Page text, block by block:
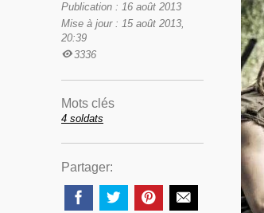
Publication : 16 août 2013
Mise à jour : 15 août 2013,
20:39
3336
Mots clés
4 soldats
Partager: